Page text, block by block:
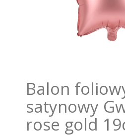
Balon
satynowy
rose gold